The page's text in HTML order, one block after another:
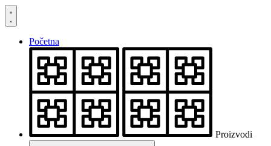
Skočite
na
Početna
Proizvodi